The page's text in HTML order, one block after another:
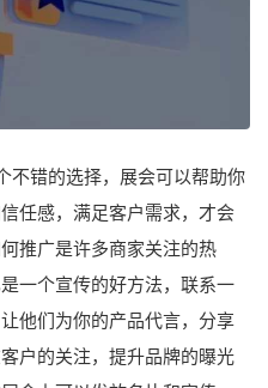
错的选择，展会可以帮助你
任感，满足客户需求，才会
推广是许多商家关注的热
一个宣传的好方法，联系一
他们为你的产品代言，分享
户的关注，提升品牌的曝光